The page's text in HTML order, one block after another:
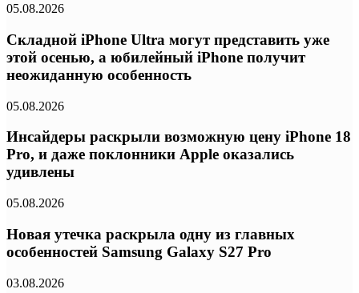
05.08.2026
Складной iPhone Ultra могут представить уже
этой осенью, а юбилейный iPhone получит
неожиданную особенность
05.08.2026
Инсайдеры раскрыли возможную цену iPhone 18
Pro, и даже поклонники Apple оказались
удивлены
05.08.2026
Новая утечка раскрыла одну из главных
особенностей Samsung Galaxy S27 Pro
03.08.2026